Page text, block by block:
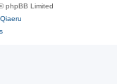
phpBB Limited
Qiaeru